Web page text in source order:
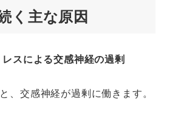
く主な原因
スによる交感神経の過剰
、交感神経が過剰に働きます。